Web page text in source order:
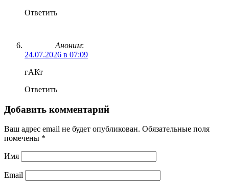
Ответить
Аноним:
24.07.2026 в 07:09
гАКт
Ответить
Добавить комментарий
Ваш адрес email не будет опубликован. Обязательные поля
помечены *
Имя
Email